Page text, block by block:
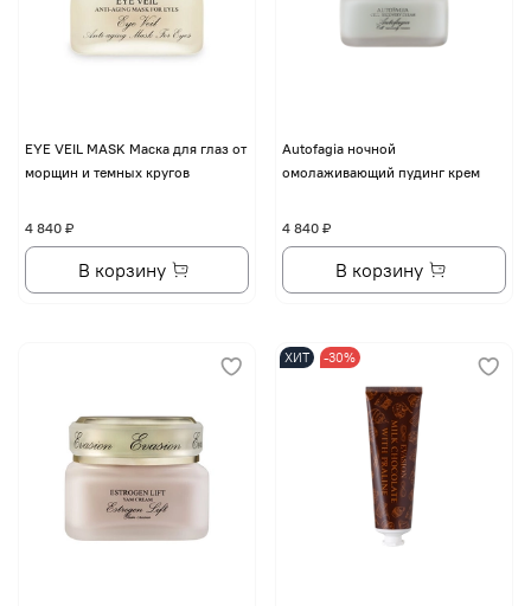
EYE VЕIL MASK Маска для глаз от
морщин и темных кругов
4 840 ₽
В корзину
Autofagia ночной
омолаживающий пудинг крем
4 840 ₽
В корзину
ХИТ -30%